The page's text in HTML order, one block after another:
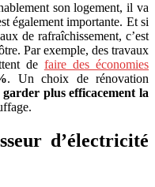
son logement, il va
également importante. Et si
de rafraîchissement, c’est
Par exemple, des travaux
de faire des économies
. Un choix de rénovation
garder plus efficacement la
d’électricité